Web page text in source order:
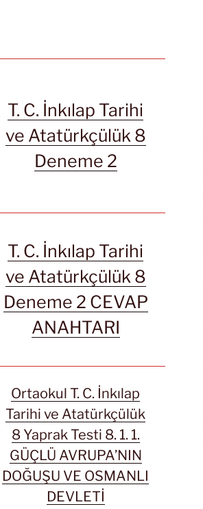
T. C. İnkılap Tarihi
ve Atatürkçülük 8
Deneme 2
T. C. İnkılap Tarihi
ve Atatürkçülük 8
Deneme 2 CEVAP
ANAHTARI
Ortaokul T. C. İnkılap
Tarihi ve Atatürkçülük
8 Yaprak Testi 8. 1. 1.
GÜÇLÜ AVRUPA’NIN
DOĞUŞU VE OSMANLI
DEVLETİ